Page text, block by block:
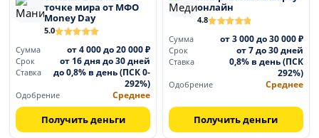
точке мира от МФО
Money Day
5.0
Сумма
от 4 000 до 20 000 ₽
Срок от 16 дня до 30 дней
Ставка
до 0,8% в день (ПСК 0-
292%)
Одобрение Среднее
Получить деньги
онлайн
4.8
Сумма
от 3 000 до 30 000 ₽
Срок от 7 до 30 дней
Ставка
0,8% в день (ПСК
292%)
Одобрение Среднее
Получить деньги